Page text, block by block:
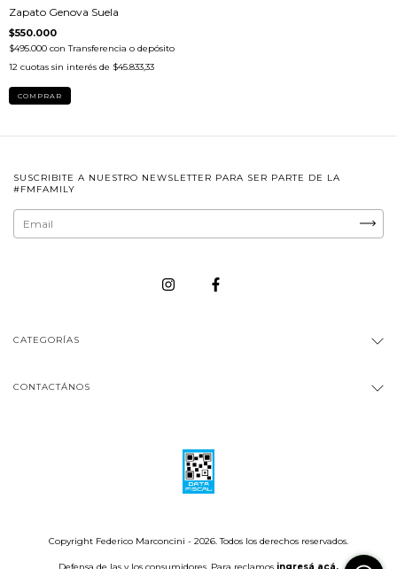
Zapato Genova Suela
$550.000
$495.000 con Transferencia o depósito
12 cuotas sin interés de $45.833,33
COMPRAR
SUSCRIBITE A NUESTRO NEWSLETTER PARA SER PARTE DE LA
#FMFAMILY
CATEGORÍAS
CONTACTÁNOS
Copyright Federico Marconcini - 2026. Todos los derechos reservados.
Defensa de las y los consumidores. Para reclamos ingresá acá.